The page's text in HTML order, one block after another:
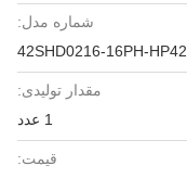
شماره مدل:
42SHD0216-16PH-HP42
مقدار تولیدی:
قیمت: